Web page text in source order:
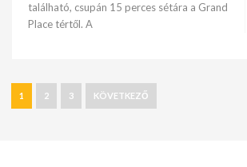
található, csupán 15 perces sétára a Grand
Place tértől. A
1 2 3 KÖVETKEZŐ